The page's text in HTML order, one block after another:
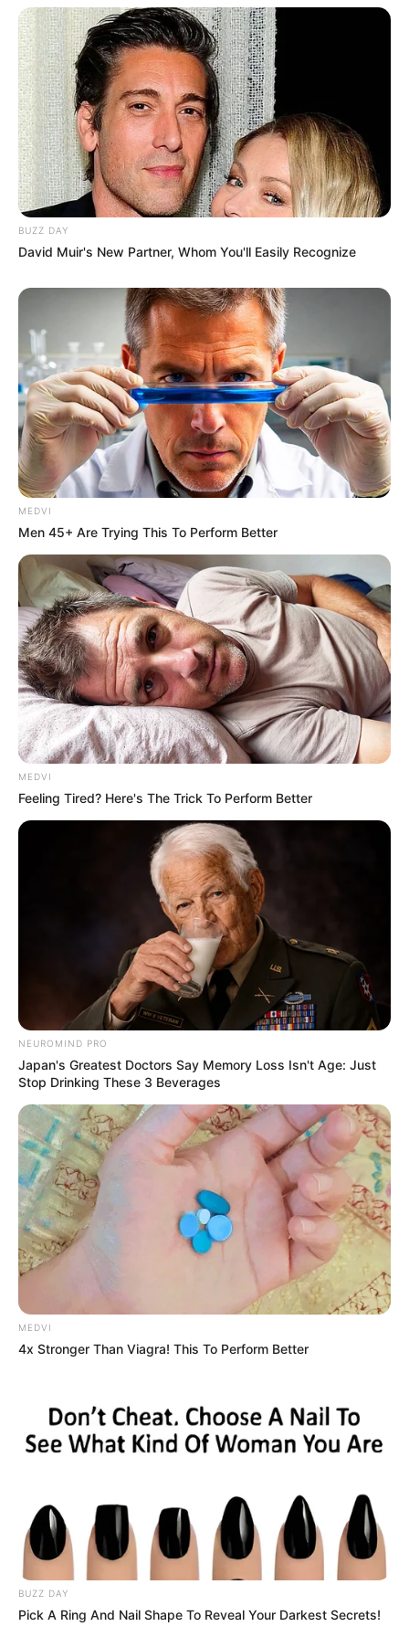
gelombang pengiriman. Menurut Kerry Plowright dari lembaga
riset ADF 2008, disebutkan Indonesia kini mempunyai 40 unit
BVP-2. Kesan sangar BVP-2 bertambah dengan adanya bekal
rudal anti tank AT-5 Spandrel yang ditempatkan pada sisi atas
kubah. Sebagai senjata tambahan, ada senapan mesin coaxial
kaliber 7,62 mm dengan jumlah amunisi 2000 peluru. IFV ini
dapat membawa 7 – 8 infanteri dengan jumlah kru 3 orang.
(Haryo Adjie)
BUZZ DAY
David Muir's New Partner, Whom You'll Easily Recognize
MEDVI
Men 45+ Are Trying This To Perform Better
MEDVI
Feeling Tired? Here's The Trick To Perform Better
NEUROMIND PRO
Japan's Greatest Doctors Say Memory Loss Isn't Age: Just
Stop Drinking These 3 Beverages
MEDVI
4x Stronger Than Viagra! This To Perform Better
BUZZ DAY
Pick A Ring And Nail Shape To Reveal Your Darkest Secrets!